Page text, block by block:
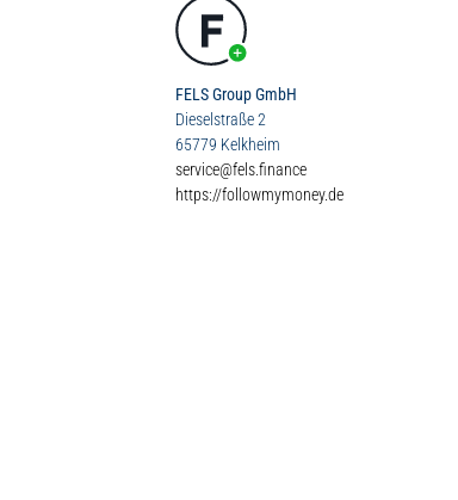
FELS Group GmbH
Dieselstraße 2
65779 Kelkheim
service@fels.finance
https://followmymoney.de